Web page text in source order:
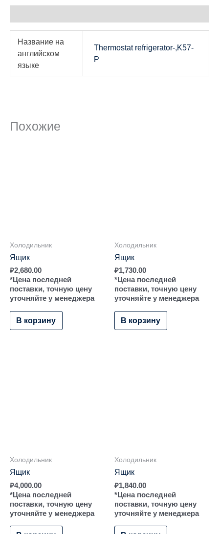
Название на
английском
языке
Thermostat refrigerator-,K57-
P
Похожие
Холодильник
Ящик
₽2,680.00
*Цена последней
поставки, точную цену
уточняйте у менеджера
В корзину
Холодильник
Ящик
₽1,730.00
*Цена последней
поставки, точную цену
уточняйте у менеджера
В корзину
Холодильник
Ящик
₽4,000.00
*Цена последней
поставки, точную цену
уточняйте у менеджера
Холодильник
Ящик
₽1,840.00
*Цена последней
поставки, точную цену
уточняйте у менеджера